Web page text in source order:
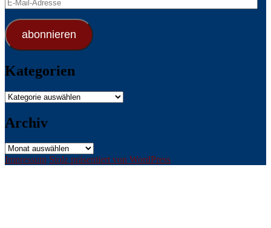
Mail-
Adresse
abonnieren
Kategorien
Kategorien
Archiv
Archiv
Impressum Stolz präsentiert von WordPress